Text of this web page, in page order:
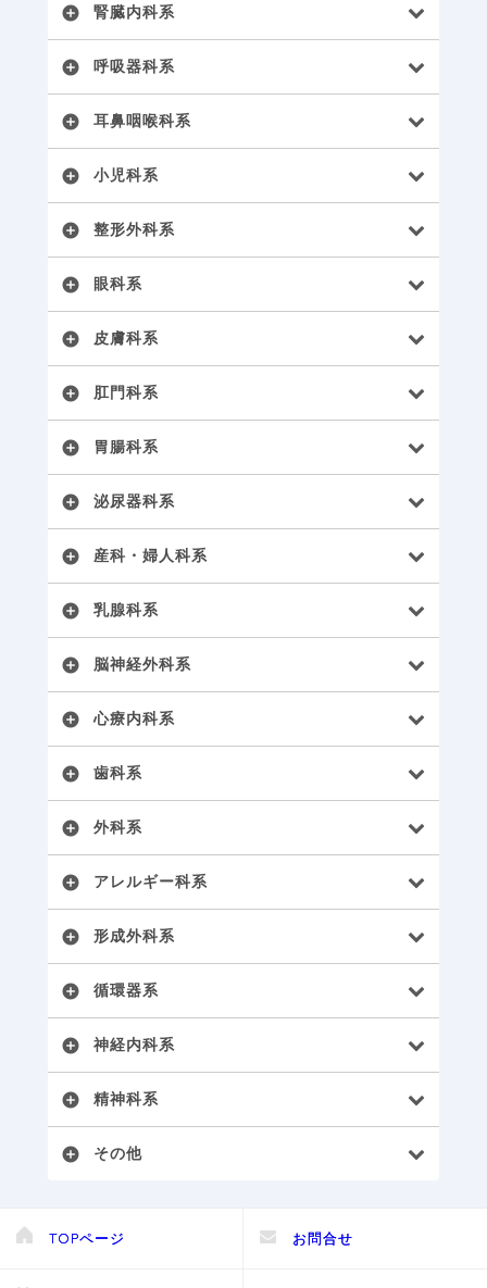
add_circle 腎臓内科系
add_circle 呼吸器科系
add_circle 耳鼻咽喉科系
add_circle 小児科系
add_circle 整形外科系
add_circle 眼科系
add_circle 皮膚科系
add_circle 肛門科系
add_circle 胃腸科系
add_circle 泌尿器科系
add_circle 産科・婦人科系
add_circle 乳腺科系
add_circle 脳神経外科系
add_circle 心療内科系
add_circle 歯科系
add_circle 外科系
add_circle アレルギー科系
add_circle 形成外科系
add_circle 循環器系
add_circle 神経内科系
add_circle 精神科系
add_circle その他
TOPページ お問合せ